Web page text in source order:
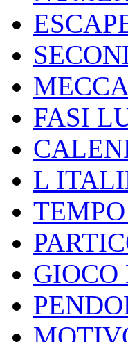
FASI
L